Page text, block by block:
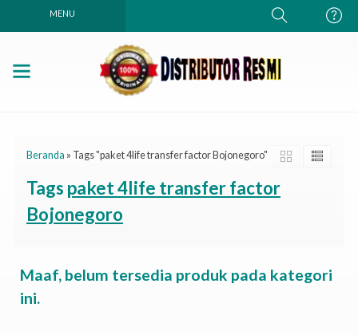
MENU
Beranda » Tags "paket 4life transfer factor Bojonegoro"
Tags paket 4life transfer factor
Bojonegoro
Maaf, belum tersedia produk pada kategori
ini.